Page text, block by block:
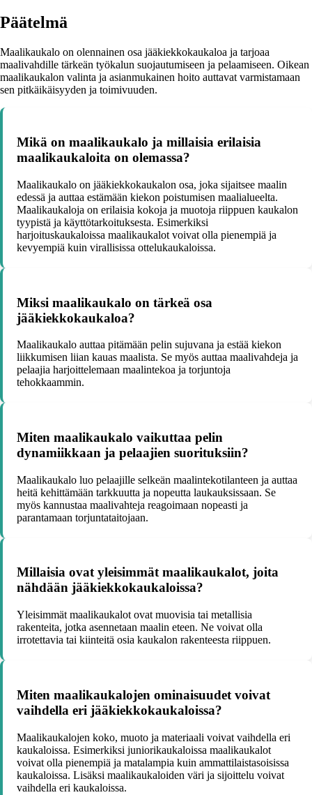
Päätelmä
Maalikaukalo on olennainen osa jääkiekkokaukaloa ja tarjoaa
maalivahdille tärkeän työkalun suojautumiseen ja pelaamiseen. Oikean
maalikaukalon valinta ja asianmukainen hoito auttavat varmistamaan
sen pitkäikäisyyden ja toimivuuden.
Mikä on maalikaukalo ja millaisia erilaisia
maalikaukaloita on olemassa?
Maalikaukalo on jääkiekkokaukalon osa, joka sijaitsee maalin
edessä ja auttaa estämään kiekon poistumisen maalialueelta.
Maalikaukaloja on erilaisia kokoja ja muotoja riippuen kaukalon
tyypistä ja käyttötarkoituksesta. Esimerkiksi
harjoituskaukaloissa maalikaukalot voivat olla pienempiä ja
kevyempiä kuin virallisissa ottelukaukaloissa.
Miksi maalikaukalo on tärkeä osa
jääkiekkokaukaloa?
Maalikaukalo auttaa pitämään pelin sujuvana ja estää kiekon
liikkumisen liian kauas maalista. Se myös auttaa maalivahdeja ja
pelaajia harjoittelemaan maalintekoa ja torjuntoja
tehokkaammin.
Miten maalikaukalo vaikuttaa pelin
dynamiikkaan ja pelaajien suorituksiin?
Maalikaukalo luo pelaajille selkeän maalintekotilanteen ja auttaa
heitä kehittämään tarkkuutta ja nopeutta laukauksissaan. Se
myös kannustaa maalivahteja reagoimaan nopeasti ja
parantamaan torjuntataitojaan.
Millaisia ovat yleisimmät maalikaukalot, joita
nähdään jääkiekkokaukaloissa?
Yleisimmät maalikaukalot ovat muovisia tai metallisia
rakenteita, jotka asennetaan maalin eteen. Ne voivat olla
irrotettavia tai kiinteitä osia kaukalon rakenteesta riippuen.
Miten maalikaukalojen ominaisuudet voivat
vaihdella eri jääkiekkokaukaloissa?
Maalikaukalojen koko, muoto ja materiaali voivat vaihdella eri
kaukaloissa. Esimerkiksi juniorikaukaloissa maalikaukalot
voivat olla pienempiä ja matalampia kuin ammattilaistasoisissa
kaukaloissa. Lisäksi maalikaukaloiden väri ja sijoittelu voivat
vaihdella eri kaukaloissa.